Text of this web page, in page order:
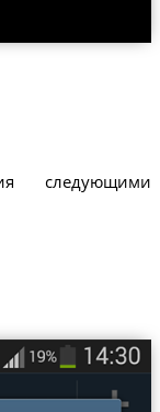
следующими